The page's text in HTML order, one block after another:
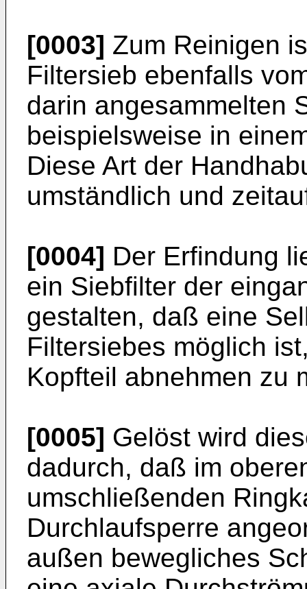
[0003] Zum Reinigen
Filtersieb ebenfalls
darin angesammelten
beispielsweise in
Diese Art der
umständlich und
[0004] Der Erfindung
ein Siebfilter der
gestalten, daß eine
Filtersiebes möglich
Kopfteil abnehmen zu
[0005] Gelöst wird
dadurch, daß im
umschließenden
Durchlaufsperre
außen bewegliches